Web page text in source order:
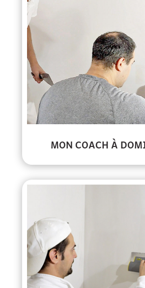
MON COACH À